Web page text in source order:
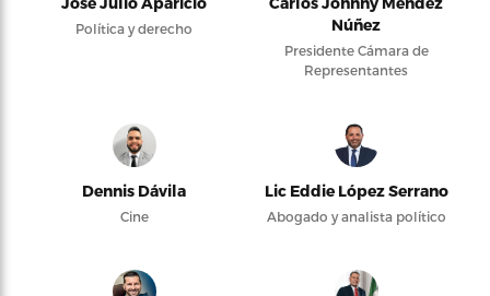
Política y derecho
Núñez
Presidente Cámara de
Representantes
Dennis Dávila
Cine
Lic Eddie López Serrano
Abogado y analista político